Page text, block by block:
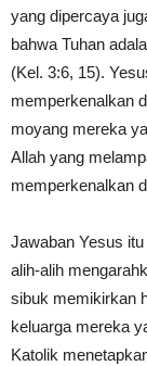
yang dipercaya
bahwa Tuhan
(Kel. 3:6, 15).
memperkenalkan
moyang mereka
Allah yang
memperkenalkan
Jawaban Yesus
alih-alih
sibuk memikirkan
keluarga mereka
Katolik